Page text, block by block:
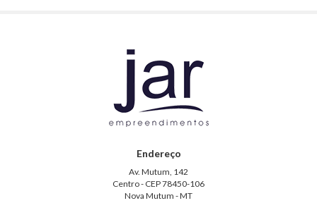
Endereço
Av. Mutum, 142
Centro - CEP 78450-106
Nova Mutum - MT